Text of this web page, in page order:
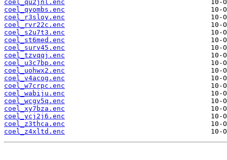
coel_qu2jnl.enc
coel_qyombs.enc
coel_r3sloy.enc
coel_rvr22c.enc
coel_s2u7t3.enc
coel_st6med.enc
coel_surv45.enc
coel_tzvqqj.enc
coel_u3c7bp.enc
coel_uohwx2.enc
coel_v4acog.enc
coel_w7crpc.enc
coel_wabiju.enc
coel_wcgv5q.enc
coel_xy7bza.enc
coel_ycj2j6.enc
coel_z3thca.enc
coel_z4xltd.enc